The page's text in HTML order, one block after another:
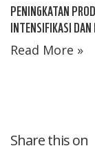
PENINGKATAN
INTENSIFIKASI
Read More »
Share this on